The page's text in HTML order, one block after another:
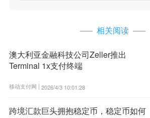
相关阅读
澳大利亚金融科技公司Zeller推出
Terminal 1x支付终端
移动支付网 | 2026/4/3 10:01:28
跨境汇款巨头拥抱稳定币，稳定币如何